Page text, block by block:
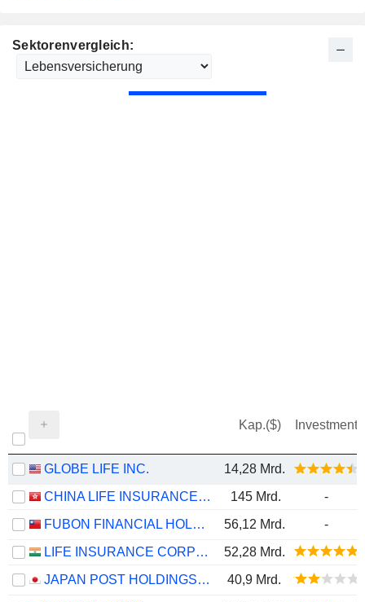
Sektorenvergleich:
Kap.($) Investment
GLOBE LIFE INC.
14,28 Mrd.
CHINA LIFE INSURANCE COMPANY LIMITED
145 Mrd.
-
FUBON FINANCIAL HOLDING CO., LTD.
56,12 Mrd.
-
LIFE INSURANCE CORPORATION OF INDIA
52,28 Mrd.
JAPAN POST HOLDINGS CO., LTD.
40,9 Mrd.